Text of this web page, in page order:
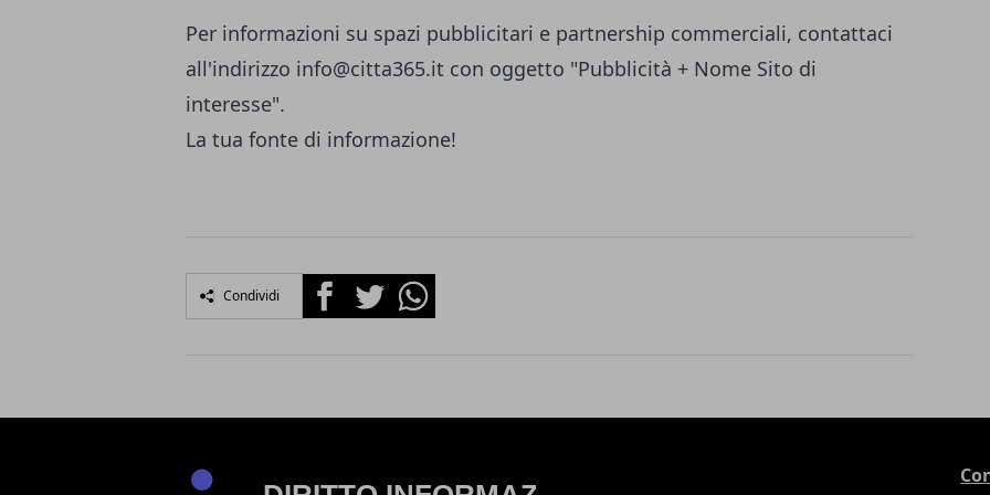
Per informazioni su spazi pubblicitari e partnership commerciali, contattaci
all'indirizzo info@citta365.it con oggetto "Pubblicità + Nome Sito di
interesse".
La tua fonte di informazione!
Condividi FacebookTwitterWhatsapp